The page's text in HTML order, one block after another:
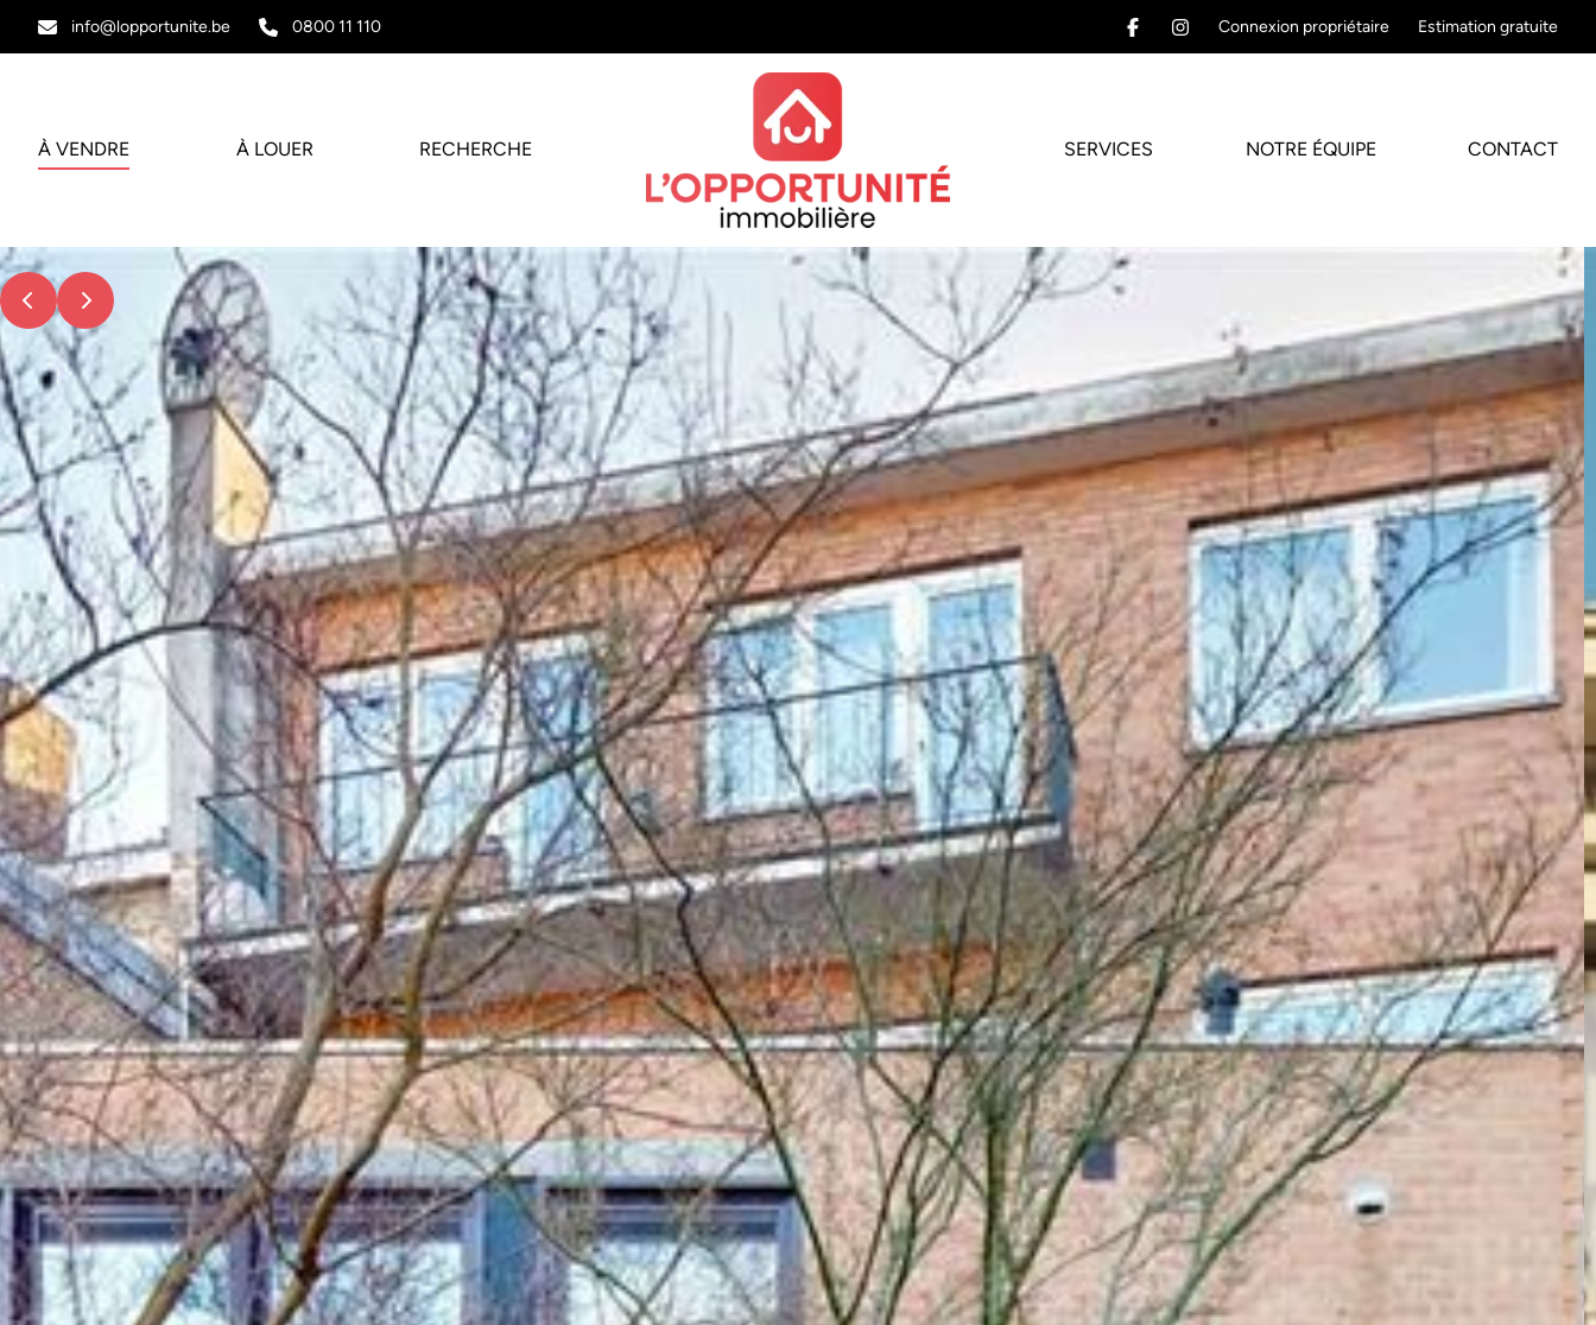
info@lopportunite.be 0800 11 110 Connexion propriétaire Estimation gratuite
À VENDRE À LOUER RECHERCHE SERVICES NOTRE ÉQUIPE CONTACT